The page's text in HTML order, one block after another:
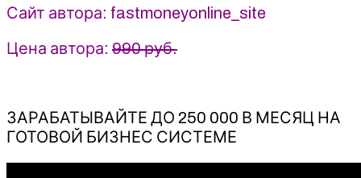
Сайт автора: fastmoneyonline_site
Цена автора: 990 руб.
ЗАРАБАТЫВАЙТЕ ДО 250 000 В МЕСЯЦ НА
ГОТОВОЙ БИЗНЕС СИСТЕМЕ